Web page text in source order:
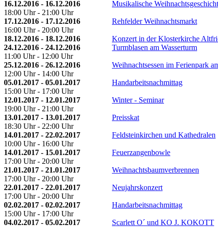
16.12.2016 - 16.12.2016
18:00 Uhr - 21:00 Uhr
Musikalische
17.12.2016 - 17.12.2016
16:00 Uhr - 20:00 Uhr
Rehfelder Weihnachtsmarkt
18.12.2016 - 18.12.2016
Konzert in der Klosterkirche
24.12.2016 - 24.12.2016
11:00 Uhr - 12:00 Uhr
Turmblasen am Wasserturm
25.12.2016 - 26.12.2016
12:00 Uhr - 14:00 Uhr
Weihnachtsessen im Ferienpark
05.01.2017 - 05.01.2017
15:00 Uhr - 17:00 Uhr
Handarbeitsnachmittag
12.01.2017 - 12.01.2017
19:00 Uhr - 21:00 Uhr
Winter - Seminar
13.01.2017 - 13.01.2017
18:30 Uhr - 22:00 Uhr
Preisskat
14.01.2017 - 22.02.2017
10:00 Uhr - 16:00 Uhr
Feldsteinkirchen und Kathedralen
14.01.2017 - 15.01.2017
17:00 Uhr - 20:00 Uhr
Feuerzangenbowle
21.01.2017 - 21.01.2017
17:00 Uhr - 20:00 Uhr
Weihnachtsbaumverbrennen
22.01.2017 - 22.01.2017
17:00 Uhr - 20:00 Uhr
Neujahrskonzert
02.02.2017 - 02.02.2017
15:00 Uhr - 17:00 Uhr
Handarbeitsnachmittag
04.02.2017 - 05.02.2017
Scarlett O´ und KO J. KOKOTT